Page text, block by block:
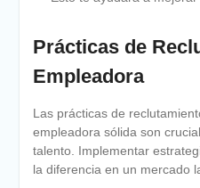
Prácticas de
Empleadora
Las prácticas de
empleadora sólida son
talento. Implementar
la diferencia en un mercado